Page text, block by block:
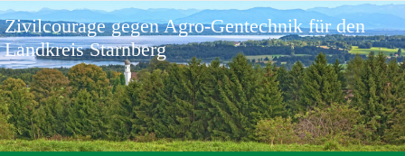
Zum
Inhalt
springen
Zivilcourage gegen Agro-Gentechnik für den
Landkreis Starnberg